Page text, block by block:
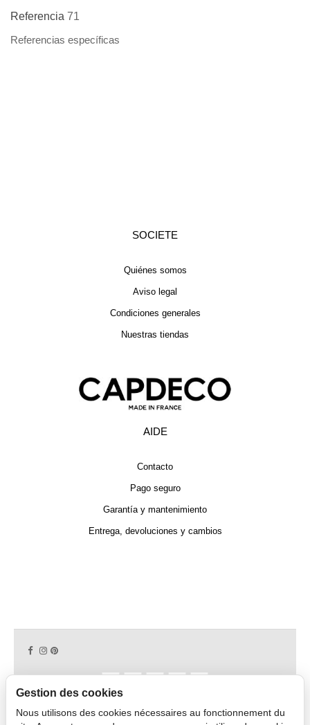
Referencia 71
Referencias específicas
SOCIETE
Quiénes somos
Aviso legal
Condiciones generales
Nuestras tiendas
AIDE
Contacto
Pago seguro
Garantía y mantenimiento
Entrega, devoluciones y cambios
Copyright © 2026 CAPDECO.
Gestion des cookies
Nous utilisons des cookies nécessaires au fonctionnement du